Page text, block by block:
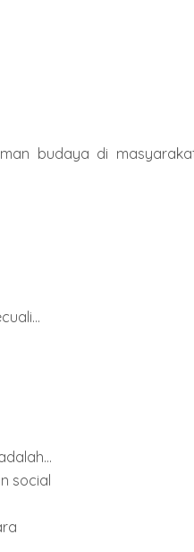
budaya di
social